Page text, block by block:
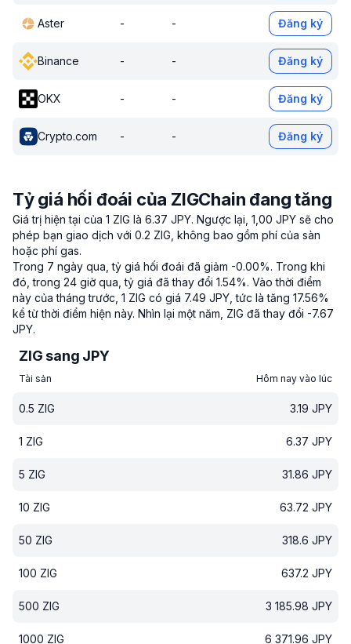
Aster - - Đăng ký
Binance - - Đăng ký
OKX - - Đăng ký
Crypto.com - - Đăng ký
Tỷ giá hối đoái của ZIGChain đang tăng
Giá trị hiện tại của 1 ZIG là 6.37 JPY. Ngược lại, 1,00 JPY sẽ cho
phép bạn giao dịch với 0.2 ZIG, không bao gồm phí của sàn
hoặc phí gas.
Trong 7 ngày qua, tỷ giá hối đoái đã giảm -0.00%. Trong khi
đó, trong 24 giờ qua, tỷ giá đã thay đổi 1.54%. Vào thời điểm
này của tháng trước, 1 ZIG có giá 7.49 JPY, tức là tăng 17.56%
kể từ thời điểm hiện này. Nhìn lại một năm, ZIG đã thay đổi -7.67
JPY.
ZIG sang JPY
Tài sản Hôm nay vào lúc
0.5 ZIG 3.19 JPY
1 ZIG 6.37 JPY
5 ZIG 31.86 JPY
10 ZIG 63.72 JPY
50 ZIG 318.6 JPY
100 ZIG 637.2 JPY
500 ZIG 3 185.98 JPY
1000 ZIG 6 371.96 JPY